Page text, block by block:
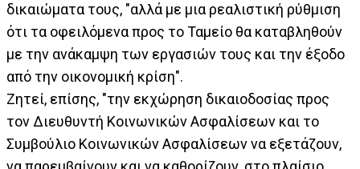
δικαιώματα τους, "αλλά με μια ρεαλιστική ρύθμιση
ότι τα οφειλόμενα προς το Ταμείο θα καταβληθούν
με την ανάκαμψη των εργασιών τους και την έξοδο
από την οικονομική κρίση".
Ζητεί, επίσης, "την εκχώρηση δικαιοδοσίας προς
τον Διευθυντή Κοινωνικών Ασφαλίσεων και το
Συμβούλιο Κοινωνικών Ασφαλίσεων να εξετάζουν,